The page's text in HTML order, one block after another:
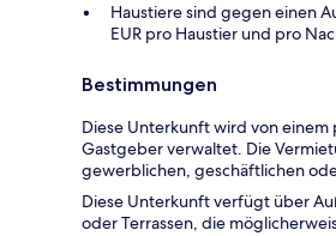
Haustiere sind gegen einen
EUR pro Haustier und pro
Bestimmungen
Diese Unterkunft wird von einem
Gastgeber verwaltet. Die
gewerblichen, geschäftlichen
Diese Unterkunft verfügt über
oder Terrassen, die